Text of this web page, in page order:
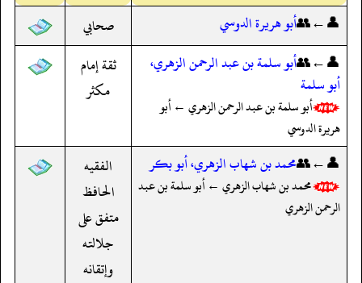
👤←👥أبو هريرة الدوسي
صحابي
👤←👥أبو سلمة بن عبد الرحمن الزهري،
أبو سلمة
أبو سلمة بن عبد الرحمن الزهري ← أبو
هريرة الدوسي
ثقة إمام
مكثر
👤←👥محمد بن شهاب الزهري، أبو بكر
محمد بن شهاب الزهري ← أبو سلمة بن عبد
الرحمن الزهري
الفقيه
الحافظ
متفق على
جلالته
وإتقانه